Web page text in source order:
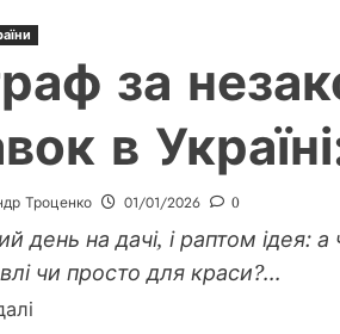
за
в
Троценко 01/01/2026 0
день на дачі, і раптом ідея:
чи просто для краси?...